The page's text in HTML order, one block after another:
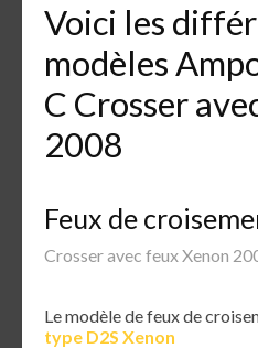
Voici les
modèles
C Crosser
2008
Feux de
Crosser avec feux Xenon
Le modèle de feux de
type D2S Xenon